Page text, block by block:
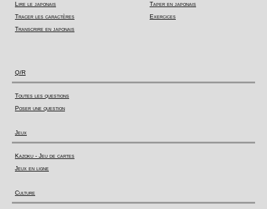
Lire le japonais
Tracer les caractères
Transcrire en japonais
Taper en japonais
Exercices
Q/R
Toutes les questions
Poser une question
Jeux
Kazoku - Jeu de cartes
Jeux en ligne
Culture